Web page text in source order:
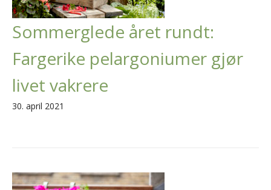
Sommerglede året rundt:
Fargerike pelargoniumer gjør
livet vakrere
30. april 2021